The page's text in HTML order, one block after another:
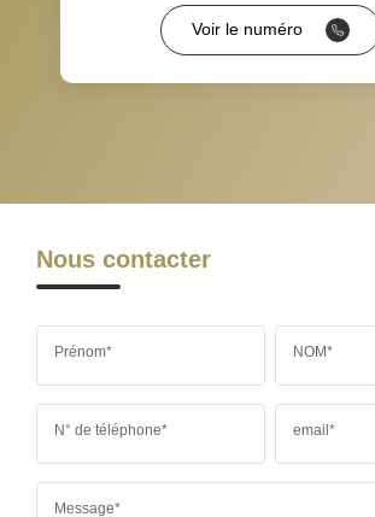
RESTAURANTS ET CAFÉS COMMERCES
Voir le numéro
Nous contacter
Prénom* NOM*
N° de téléphone* email*
Message*